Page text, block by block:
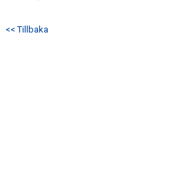
<< Tillbaka